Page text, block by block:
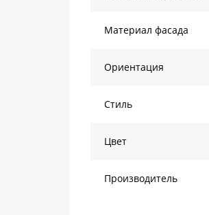
Материал фасада
Ориентация
Стиль
Цвет
Производитель